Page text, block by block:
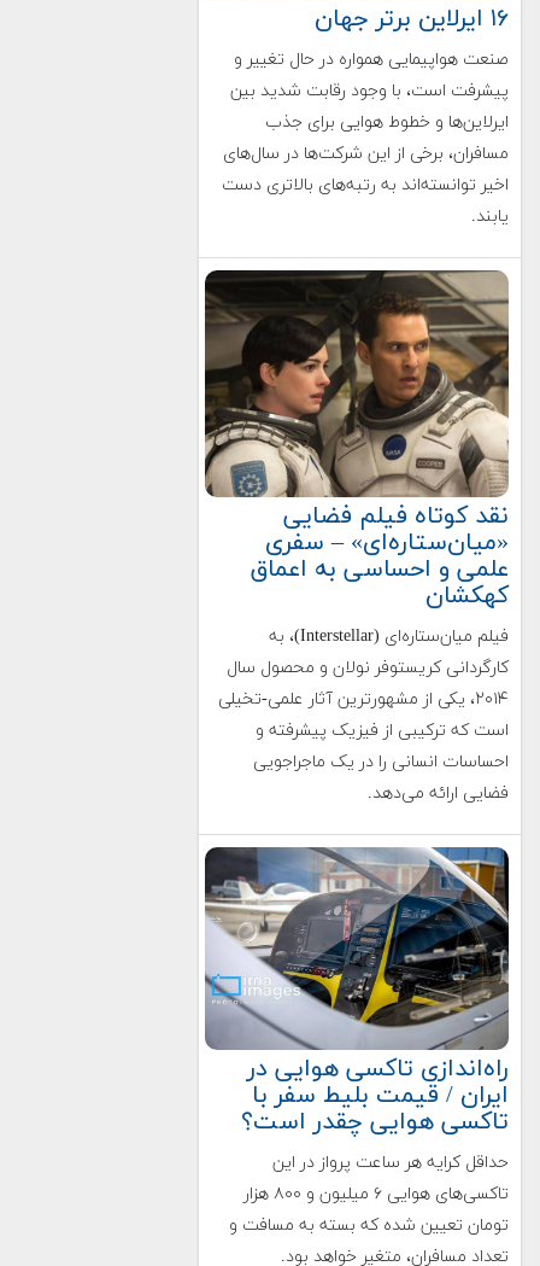
۱۶ ایرلاین برتر جهان
صنعت هواپیمایی همواره در حال تغییر و
پیشرفت است، با وجود رقابت شدید بین
ایرلاین‌ها و خطوط هوایی برای جذب
مسافران، برخی از این شرکت‌ها در سال‌های
اخیر توانسته‌اند به رتبه‌های بالاتری دست
یابند.
نقد کوتاه فیلم فضایی
«میان‌ستاره‌ای» – سفری
علمی و احساسی به اعماق
کهکشان
فیلم میان‌ستاره‌ای (Interstellar)، به
کارگردانی کریستوفر نولان و محصول سال
۲۰۱۴، یکی از مشهورترین آثار علمی-تخیلی
است که ترکیبی از فیزیک پیشرفته و
احساسات انسانی را در یک ماجراجویی
فضایی ارائه می‌دهد.
راه‌اندازی تاکسی هوایی در
ایران / قیمت بلیط سفر با
تاکسی هوایی چقدر است؟
حداقل کرایه هر ساعت پرواز در این
تاکسی‌های هوایی ۶ میلیون و ۸۰۰ هزار
تومان تعیین شده که بسته به مسافت و
تعداد مسافران، متغیر خواهد بود.